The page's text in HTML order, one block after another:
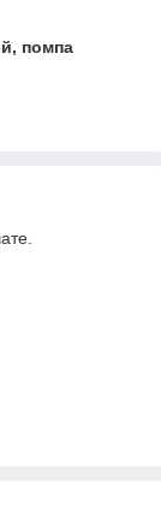
помпа